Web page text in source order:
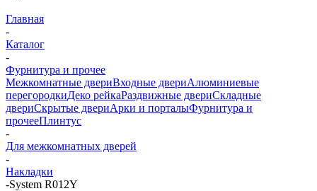
Главная
-
Каталог
-
Фурнитура и прочее
Межкомнатные двериВходные двериАлюминиевые
перегородкиДеко рейкаРаздвижные двериСкладные
двериСкрытые двериАрки и порталыФурнитура и
прочееПлинтус
-
Для межкомнатных дверей
-
Накладки
-System R012Y